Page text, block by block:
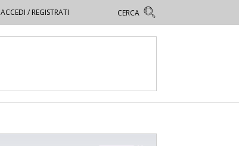
ACCEDI / REGISTRATI